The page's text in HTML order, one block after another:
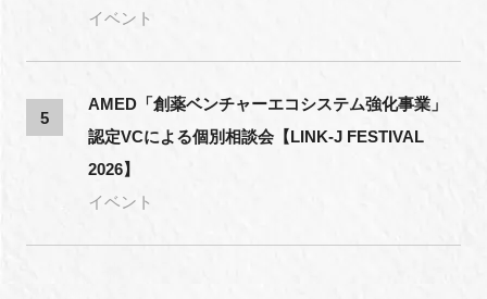
イベント
5
AMED「創薬ベンチャーエコシステム強化事業」
認定VCによる個別相談会【LINK-J FESTIVAL
2026】
イベント